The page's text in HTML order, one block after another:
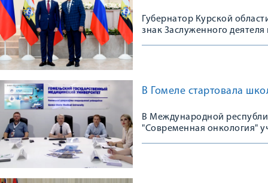
Губернатор Курской
знак Заслуженного
В Гомеле стартовала
В Международной
"Современная онкология"